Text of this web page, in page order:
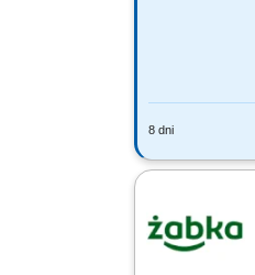
8 dni